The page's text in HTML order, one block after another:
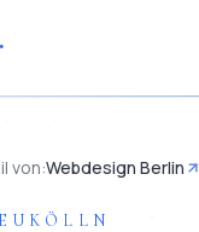
.
von:Webdesign Berlin